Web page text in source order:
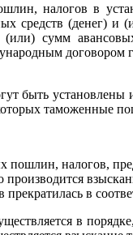
налогов в
средств (денег) и
сумм
договором
быть
таможенные
налогов,
в
в